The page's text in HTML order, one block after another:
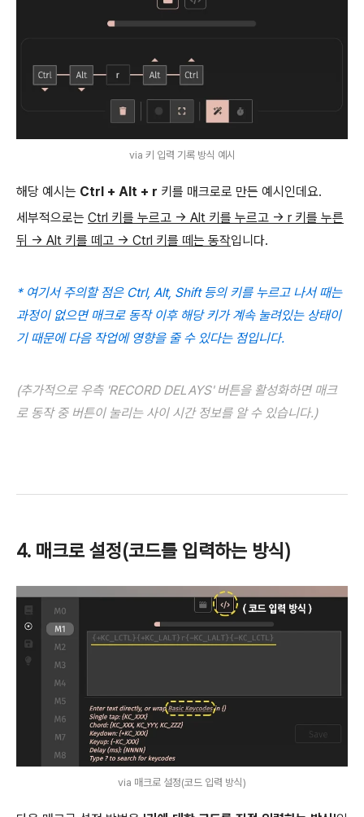
via 키 입력 기록 방식 예시
해당 예시는 Ctrl + Alt + r 키를 매크로로 만든 예시인데요.
세부적으로는 Ctrl 키를 누르고 -> Alt 키를 누르고 -> r 키를 누른
뒤 -> Alt 키를 떼고 -> Ctrl 키를 떼는 동작입니다.
* 여기서 주의할 점은 Ctrl, Alt, Shift 등의 키를 누르고 나서 때는
과정이 없으면 매크로 동작 이후 해당 키가 계속 눌려있는 상태이
기 때문에 다음 작업에 영향을 줄 수 있다는 점입니다.
(추가적으로 우측 'RECORD DELAYS' 버튼을 활성화하면 매크
로 동작 중 버튼이 눌리는 사이 시간 정보를 알 수 있습니다.)
4. 매크로 설정(코드를 입력하는 방식)
via 매크로 설정(코드 입력 방식)